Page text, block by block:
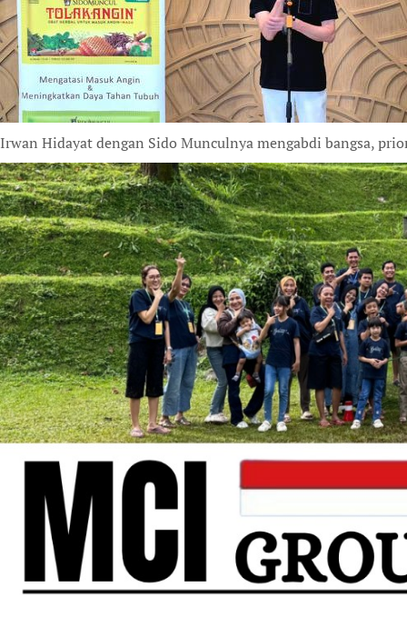
Irwan Hidayat dengan Sido Munculnya mengabdi bangsa,